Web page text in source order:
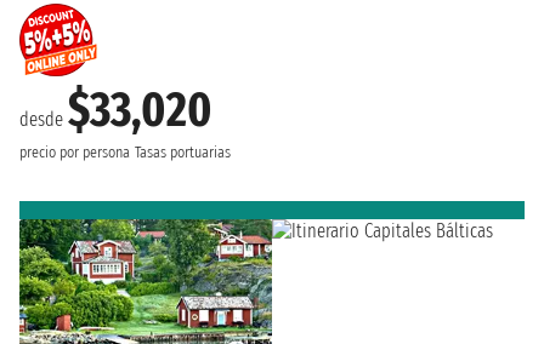
desde $33,020
precio por persona Tasas portuarias